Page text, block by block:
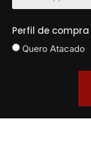
Perfil de compra
Quero Atacado